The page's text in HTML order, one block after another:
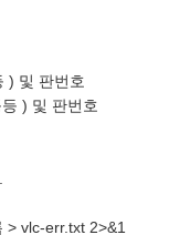
) 및 판번호
) 및 판번호
vlc-err.txt 2>&1